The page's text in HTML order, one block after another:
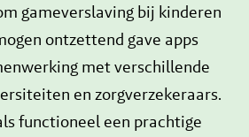
gameverslaving bij kinderen
ontzettend gave apps
met verschillende
en zorgverzekeraars.
functioneel een prachtige